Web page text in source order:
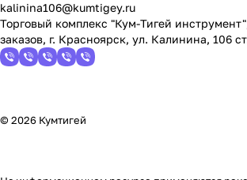
kalinina106@kumtigey.ru
Торговый комплекс "Кум-Тигей
заказов, г. Красноярск, ул. Калинина, 106
© 2026 Кумтигей